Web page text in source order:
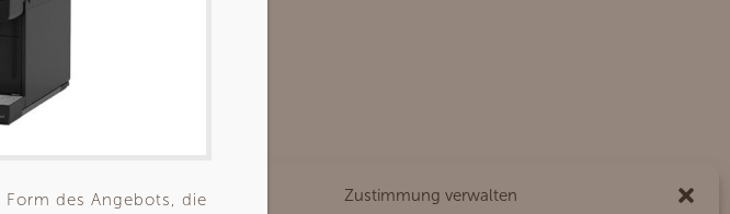
Zustimmung verwalten
des Angebots, die